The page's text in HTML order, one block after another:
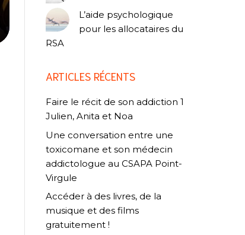
L’aide psychologique
pour les allocataires du
RSA
ARTICLES RÉCENTS
Faire le récit de son addiction 1
Julien, Anita et Noa
Une conversation entre une
toxicomane et son médecin
addictologue au CSAPA Point-
Virgule
Accéder à des livres, de la
musique et des films
gratuitement !